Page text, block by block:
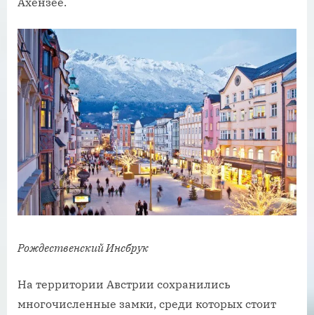
Рождественский Инсбрук
На территории Австрии сохранились
многочисленные замки, среди которых стоит